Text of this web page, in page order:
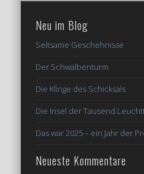
Neu im Blog
Seltsame Geschehnisse
Der Schwalbenturm
Die Klinge des Schicksals
Die Insel der Tausend
Das war 2025 – ein Jahr der
Neueste Kommentare